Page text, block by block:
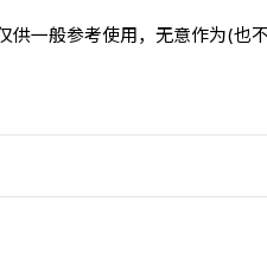
供一般参考使用，无意作为(也